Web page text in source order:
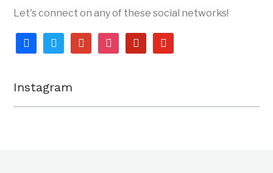
Let's connect on any of these social networks!
facebooktwitter google instagrampinterestyoutube
Instagram